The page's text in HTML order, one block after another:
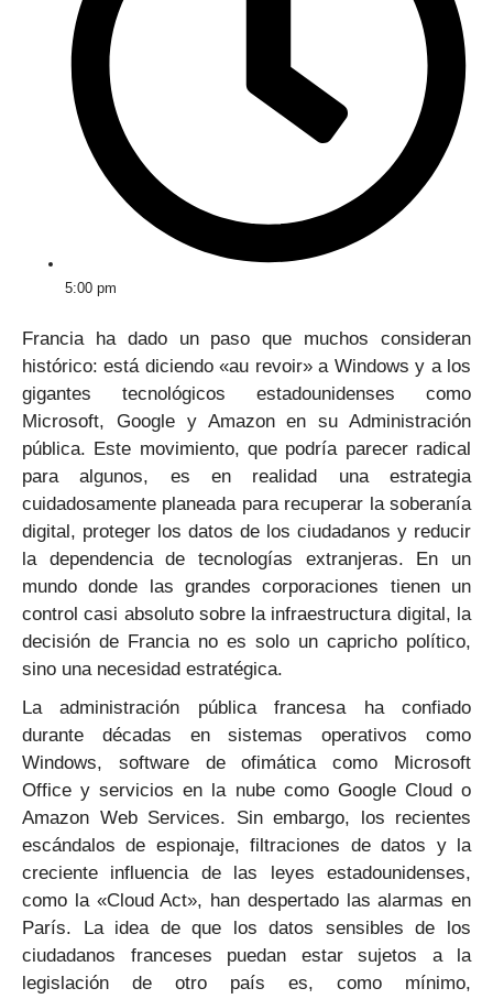
5:00 pm
Francia ha dado un paso que muchos consideran
histórico: está diciendo «au revoir» a Windows y a los
gigantes tecnológicos estadounidenses como
Microsoft, Google y Amazon en su Administración
pública. Este movimiento, que podría parecer radical
para algunos, es en realidad una estrategia
cuidadosamente planeada para recuperar la soberanía
digital, proteger los datos de los ciudadanos y reducir
la dependencia de tecnologías extranjeras. En un
mundo donde las grandes corporaciones tienen un
control casi absoluto sobre la infraestructura digital, la
decisión de Francia no es solo un capricho político,
sino una necesidad estratégica.
La administración pública francesa ha confiado
durante décadas en sistemas operativos como
Windows, software de ofimática como Microsoft
Office y servicios en la nube como Google Cloud o
Amazon Web Services. Sin embargo, los recientes
escándalos de espionaje, filtraciones de datos y la
creciente influencia de las leyes estadounidenses,
como la «Cloud Act», han despertado las alarmas en
París. La idea de que los datos sensibles de los
ciudadanos franceses puedan estar sujetos a la
legislación de otro país es, como mínimo,